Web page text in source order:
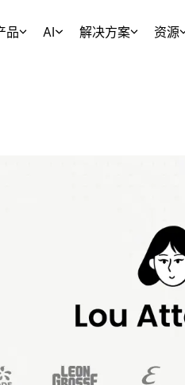
品 AI 解决方案 资源